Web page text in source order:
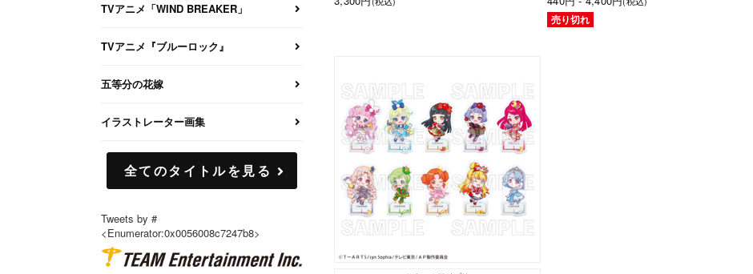
売り切れ
TVアニメ「WIND BREAKER」
TVアニメ『ブルーロック』
五等分の花嫁
イラストレーター画集
全てのタイトルを見る
Tweets by #
<Enumerator:0x0056008c7247b8>